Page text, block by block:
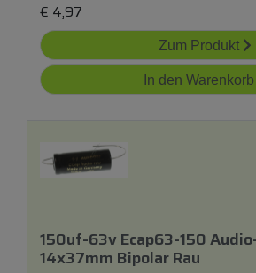
€ 4,97
Zum Produkt
In den Warenkorb
150uf-63v Ecap63-150
14x37mm Bipolar Rau